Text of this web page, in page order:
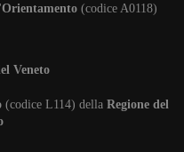
Orientamento (codice A0118)
Veneto
(codice L114) della Regione del